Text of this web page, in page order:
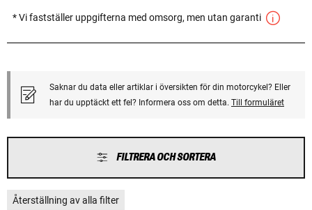
* Vi fastställer uppgifterna med omsorg, men utan garanti
Saknar du data eller artiklar i översikten för din motorcykel? Eller
har du upptäckt ett fel? Informera oss om detta. Till formuläret
FILTRERA OCH SORTERA
Återställning av alla filter